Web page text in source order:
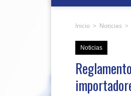
Inicio > Noticias >
Noticias